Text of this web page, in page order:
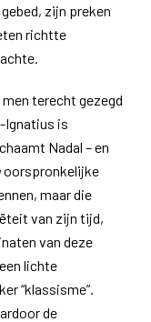
zijn preken
richtte
terecht gezegd
Ignatius is
Nadal – en
oorspronkelijke
maar die
van zijn tijd,
van deze
lichte
“klassisme”.
de